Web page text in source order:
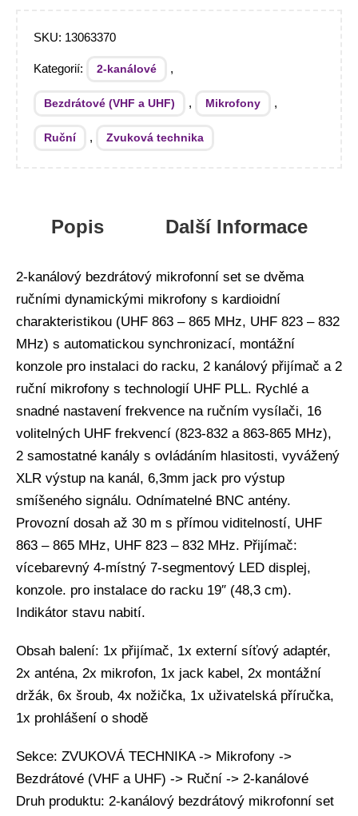
SKU: 13063370
Kategorií: 2-kanálové ,
Bezdrátové (VHF a UHF) , Mikrofony ,
Ruční , Zvuková technika
Popis Další Informace
2-kanálový bezdrátový mikrofonní set se dvěma
ručními dynamickými mikrofony s kardioidní
charakteristikou (UHF 863 – 865 MHz, UHF 823 – 832
MHz) s automatickou synchronizací, montážní
konzole pro instalaci do racku, 2 kanálový přijímač a 2
ruční mikrofony s technologií UHF PLL. Rychlé a
snadné nastavení frekvence na ručním vysílači, 16
volitelných UHF frekvencí (823-832 a 863-865 MHz),
2 samostatné kanály s ovládáním hlasitosti, vyvážený
XLR výstup na kanál, 6,3mm jack pro výstup
smíšeného signálu. Odnímatelné BNC antény.
Provozní dosah až 30 m s přímou viditelností, UHF
863 – 865 MHz, UHF 823 – 832 MHz. Přijímač:
vícebarevný 4-místný 7-segmentový LED displej,
konzole. pro instalace do racku 19″ (48,3 cm).
Indikátor stavu nabití.
Obsah balení: 1x přijímač, 1x externí síťový adaptér,
2x anténa, 2x mikrofon, 1x jack kabel, 2x montážní
držák, 6x šroub, 4x nožička, 1x uživatelská příručka,
1x prohlášení o shodě
Sekce: ZVUKOVÁ TECHNIKA -> Mikrofony ->
Bezdrátové (VHF a UHF) -> Ruční -> 2-kanálové
Druh produktu: 2-kanálový bezdrátový mikrofonní set